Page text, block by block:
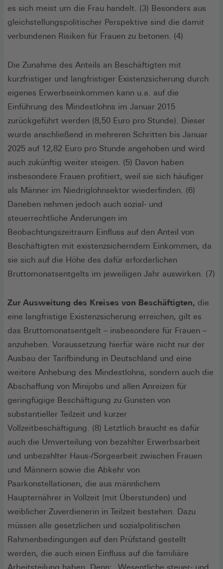
es sich meist um die Frau handelt. (3) Besonders aus
gleichstellungspolitischer Perspektive sind die damit
verbundenen Risiken für Frauen zu betonen. (4)
Die Zunahme des Anteils an Beschäftigten mit
kurzfristiger und langfristiger Existenzsicherung durch
eigenes Erwerbseinkommen kann u.a. auf die
Einführung des Mindestlohns im Januar 2015
zurückgeführt werden (8,50 Euro pro Stunde). Dieser
wurde anschließend in mehreren Schritten bis Januar
2025 auf 12,82 Euro pro Stunde angehoben und wird
auch zukünftig weiter steigen. (5) Davon haben
insbesondere Frauen profitiert, weil sie sich häufiger
als Männer im Niedriglohnsektor wiederfinden. (6)
Daneben nehmen jedoch auch sozial- und
steuerrechtliche Änderungen im
Beobachtungszeitraum Einfluss auf den Anteil von
Beschäftigten mit existenzsicherndem Einkommen, da
sie sich auf die Höhe des dafür erforderlichen
Bruttomonatsentgelts im jeweiligen Jahr auswirken. (7)
Zur Ausweitung des Kreises von Beschäftigten, die
eine langfristige Existenzsicherung erreichen, gilt es
das Bruttomonatsentgelt – insbesondere für Frauen –
anzuheben. Voraussetzung hierfür wäre nicht nur der
Ausbau der Tarifbindung in Deutschland und eine
weitere Anhebung des Mindestlohns, sondern auch die
Abschaffung von Minijobs und allen Anreizen für
geringfügige Beschäftigung zu Gunsten von
substantieller Teilzeit und kurzer
Vollzeitbeschäftigung. (8) Letztlich braucht es dafür
auch die Umverteilung von bezahlter Erwerbsarbeit
und unbezahlter Haus-/Sorgearbeit zwischen Frauen
und Männern sowie die Abkehr von
Paarkonstellationen, die aus männlichem
Haupternährer in Vollzeit (mit Überstunden) und
weiblicher Zuverdienerin in Teilzeit bestehen. Dazu
müssen alle gesetzlichen und sozialpolitischen
Rahmenbedingungen auf den Prüfstand gestellt
werden, die auch einen Einfluss auf die familiäre